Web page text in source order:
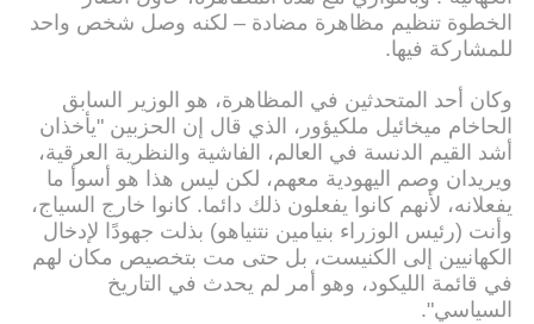
الخطوة تنظيم مظاهرة مضادة – لكنه وصل شخص واحد
للمشاركة فيها.
وكان أحد المتحدثين في المظاهرة، هو الوزير السابق
الحاخام ميخائيل ملكيؤور، الذي قال إن الحزبين "يأخذان
أشد القيم الدنسة في العالم، الفاشية والنظرية العرقية،
ويريدان وصم اليهودية معهم، لكن ليس هذا هو أسوأ ما
يفعلانه، لأنهم كانوا يفعلون ذلك دائما. كانوا خارج السياج،
وأنت (رئيس الوزراء بنيامين نتنياهو) بذلت جهودًا لإدخال
الكهانيين إلى الكنيست، بل حتى مت بتخصيص مكان لهم
في قائمة الليكود، وهو أمر لم يحدث في التاريخ
السياسي".